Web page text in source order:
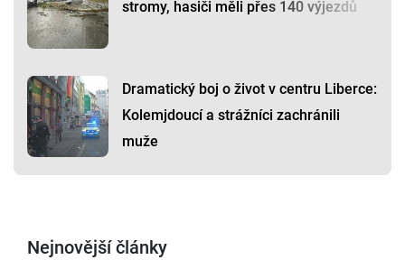
stromy, hasiči měli přes 140 výjezdů
Dramatický boj o život v centru Liberce:
Kolemjdoucí a strážníci zachránili
muže
Nejnovější články